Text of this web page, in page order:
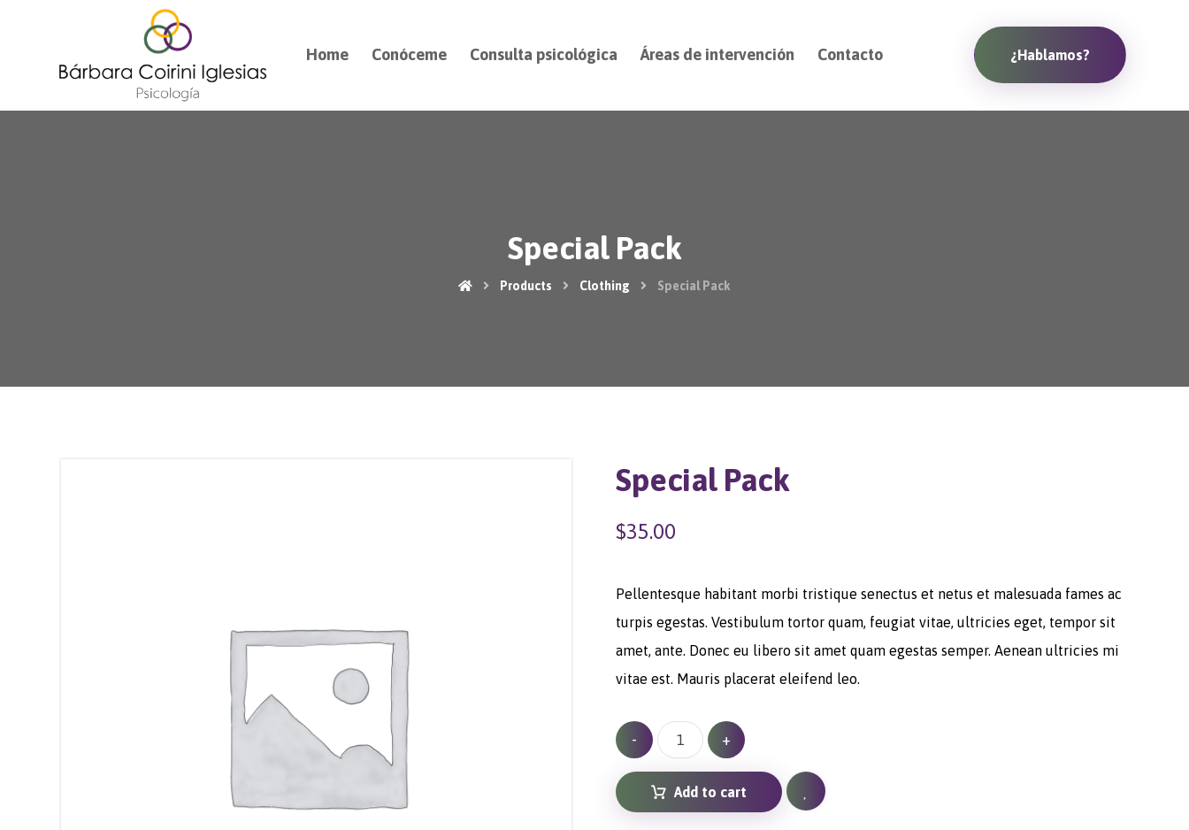
Home Conóceme Consulta psicológica Áreas de intervención Contacto ¿Hablamos?
Special Pack
Products Clothing Special Pack
Special Pack
$35.00
Pellentesque habitant morbi tristique senectus et netus et malesuada fames ac
turpis egestas. Vestibulum tortor quam, feugiat vitae, ultricies eget, tempor sit
amet, ante. Donec eu libero sit amet quam egestas semper. Aenean ultricies mi
vitae est. Mauris placerat eleifend leo.
- +
Add to cart